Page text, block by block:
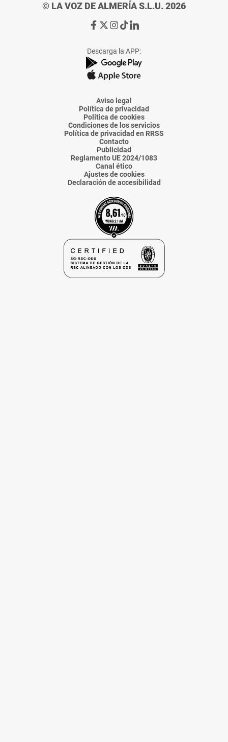
© LA VOZ DE ALMERÍA S.L.U. 2026
Ir
de
La
Voz
Almería
Ir
de
La
Voz
Almería
Ir
de
La
Voz
Almería
Ir
de
La
Voz
Almería
Ir
de
La
Voz
Descarga la APP:
Aviso legal
Política de privacidad
Política de cookies
Condiciones de los servicios
Política de privacidad en RRSS
Contacto
Publicidad
Reglamento UE 2024/1083
Canal ético
Ajustes de cookies
Declaración de accesibilidad